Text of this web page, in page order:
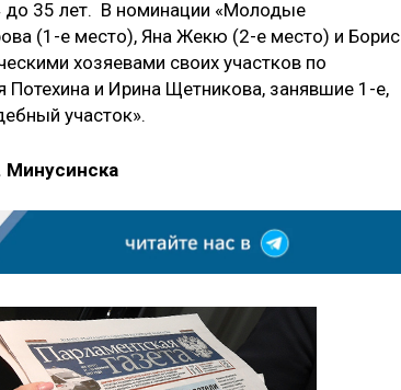
до 35 лет. В номинации «Молодые
(1-е место), Яна Жекю (2-е место) и Борис
хозяевами своих участков по
и Ирина Щетникова, занявшие 1-е,
участок».
Минусинска